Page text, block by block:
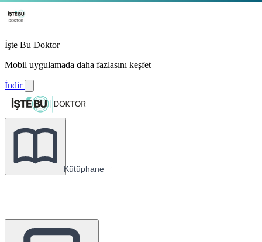
İşte Bu Doktor
Mobil uygulamada daha fazlasını keşfet
İndir
Kütüphane